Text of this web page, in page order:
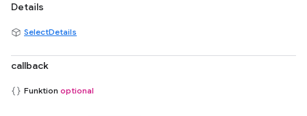
Details
SelectDetails
callback
Funktion optional